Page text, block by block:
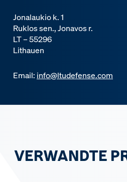
Jonalaukio k. 1
Ruklos sen., Jonavos r.
LT – 55296
Lithauen
Email: info@ltudefense.com
VERWANDTE